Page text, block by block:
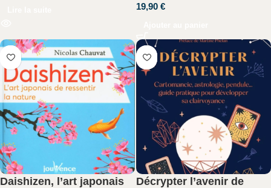
19,90 €
Daishizen, l’art japonais
Décrypter l’avenir de